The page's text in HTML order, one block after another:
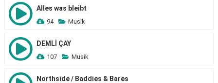
Alles was bleibt
94 Musik
DEMLİ ÇAY
107 Musik
Northside / Baddies & Bares